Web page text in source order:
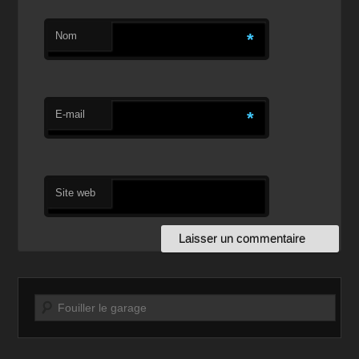
Nom *
E-mail *
Site web
Recherche